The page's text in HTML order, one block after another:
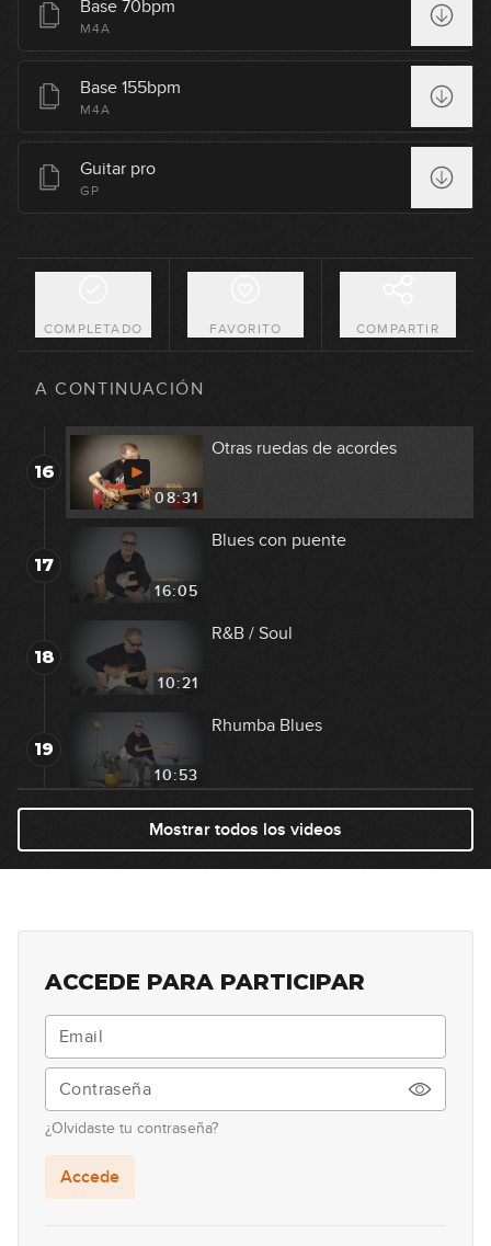
Base 70bpm
M4A
Base 155bpm
M4A
Guitar pro
GP
COMPLETADO FAVORITO COMPARTIR
A CONTINUACIÓN
11
12
10:05
13
Blues menor
15
Jump Blues
16
08:31
Otras ruedas de acordes
17
16:05
Blues con puente
18
10:21
R&B / Soul
19
10:53
Rhumba Blues
11:39
Otros ritmos
21
23
Mostrar todos los videos
ACCEDE PARA PARTICIPAR
¿Olvidaste tu contraseña?
Accede